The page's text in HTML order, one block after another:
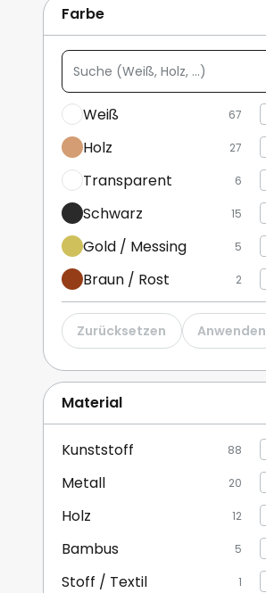
Mehr anzeigen
Farbe
Suche
(Weiß,
Holz,
...)
Weiß 67
Holz 27
Transparent 6
Schwarz 15
Gold / Messing 5
Braun / Rost 2
Grau 5
Metallisch 2
Gelb 2
Pink / Rosé
Mehr anzeigen
Zurücksetzen Anwenden
Material
Kunststoff 88
Metall 20
Holz 12
Bambus 5
Stoff / Textil 1